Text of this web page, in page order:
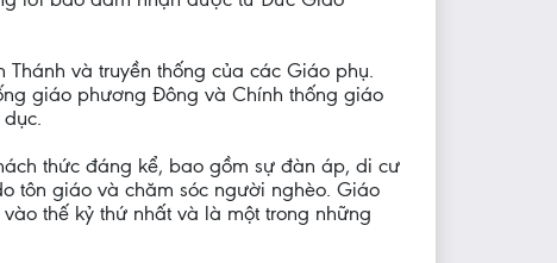
và truyền thống của các Giáo phụ.
giáo phương Đông và Chính thống giáo
thức đáng kể, bao gồm sự đàn áp, di cư
tôn giáo và chăm sóc người nghèo. Giáo
thế kỷ thứ nhất và là một trong những